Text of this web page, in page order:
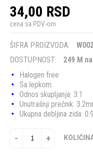
34,00 RSD
cena sa PDV-om
ŠIFRA PROIZVODA:
DOSTUPNOST:
249 M
Halogen free
Sa lepkom
Odnos skupljanja: 3:1
Unutrašnji prečnik:
Ukupna debljina zida:
- +